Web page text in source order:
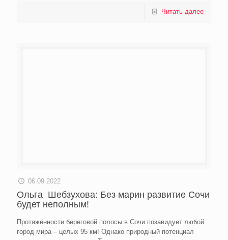
Читать далее
06.09.2022
Ольга Шебзухова: Без марин развитие Сочи
будет неполным!
Протяжённости береговой полосы в Сочи позавидует любой
город мира – целых 95 км! Однако природный потенциал